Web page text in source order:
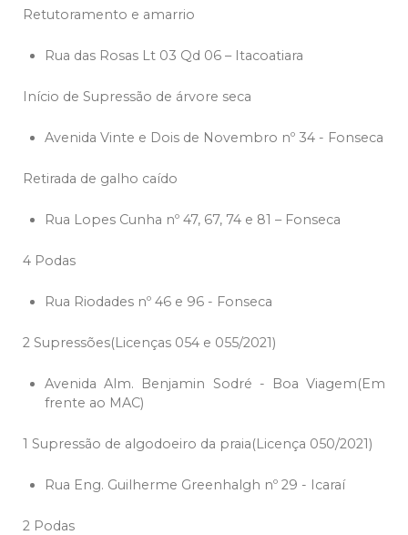
Retutoramento e amarrio
Rua das Rosas Lt 03 Qd 06 – Itacoatiara
Início de Supressão de árvore seca
Avenida Vinte e Dois de Novembro nº 34 - Fonseca
Retirada de galho caído
Rua Lopes Cunha nº 47, 67, 74 e 81 – Fonseca
4 Podas
Rua Riodades nº 46 e 96 - Fonseca
2 Supressões(Licenças 054 e 055/2021)
Avenida Alm. Benjamin Sodré - Boa Viagem(Em
frente ao MAC)
1 Supressão de algodoeiro da praia(Licença 050/2021)
Rua Eng. Guilherme Greenhalgh nº 29 - Icaraí
2 Podas